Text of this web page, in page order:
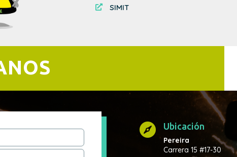
 SIMIT
 Ubicación
Pereira
Carrera 15 #17-30